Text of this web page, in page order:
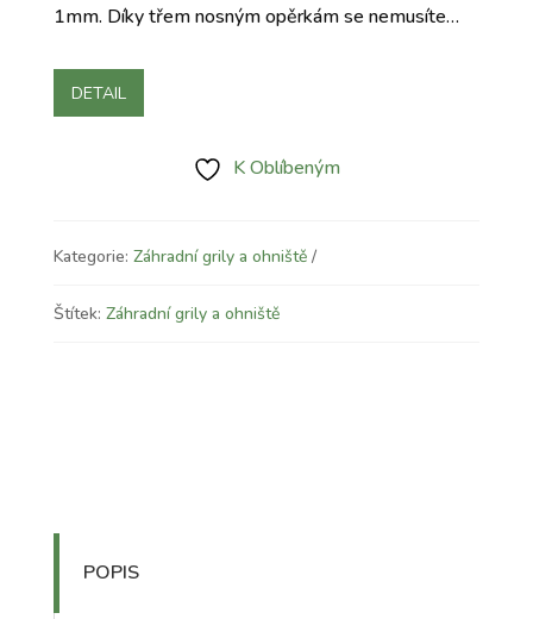
1mm. Díky třem nosným opěrkám se nemusíte…
DETAIL
K Oblíbeným
Kategorie: Záhradní grily a ohniště
Štítek: Záhradní grily a ohniště
POPIS